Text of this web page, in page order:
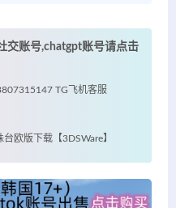
交账号,chatgpt账号请点击
TG飞机客服
欧版下载【3DSWare】